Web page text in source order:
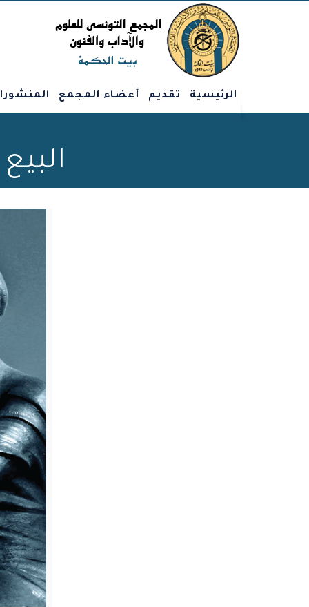
الرئيسية تقديم أعضاء المجمع